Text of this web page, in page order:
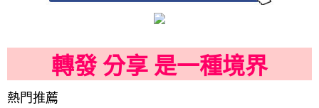
轉發 分享 是一種境界
熱門推薦